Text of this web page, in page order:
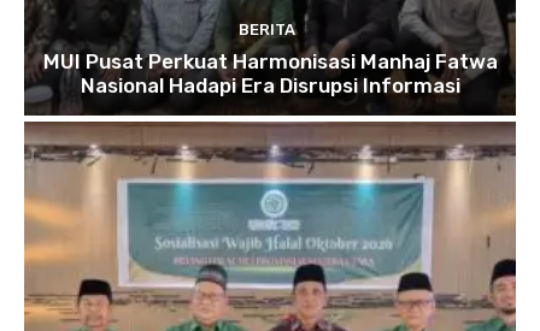
BERITA
MUI Pusat Perkuat Harmonisasi Manhaj Fatwa
Nasional Hadapi Era Disrupsi Informasi